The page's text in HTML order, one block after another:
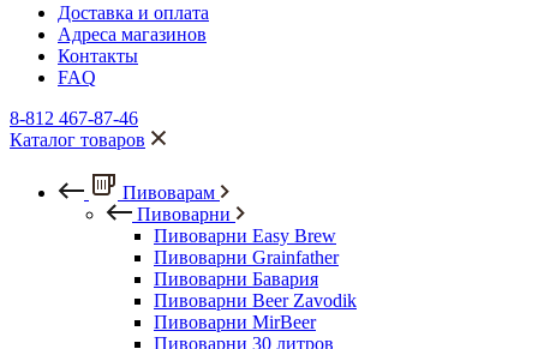
Доставка и оплата
Адреса магазинов
Контакты
FAQ
8-812 467-87-46
Каталог товаров
Пивоварам
Пивоварни
Пивоварни Easy Brew
Пивоварни Grainfather
Пивоварни Бавария
Пивоварни Beer Zavodik
Пивоварни MirBeer
Пивоварни 30 литров